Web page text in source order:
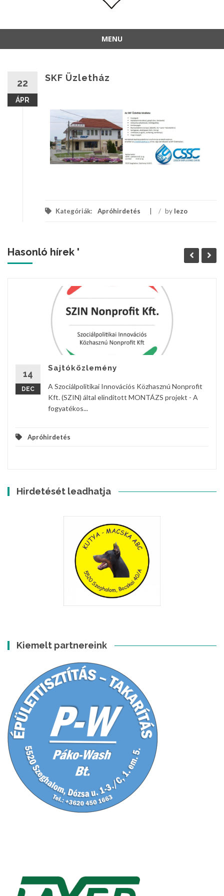
MENU
22
ÁPR
SKF Üzletház
Kategóriák: Apróhirdetés / by lezo
Hasonló hírek '
14
DEC
Sajtóközlemény
A Szociálpolitikai Innovációs Közhasznú Nonprofit
Kft. (SZIN) által elindított MONTÁZS projekt - A
fogyatékos...
Apróhirdetés
Hirdetését leadhatja
Kiemelt partnereink